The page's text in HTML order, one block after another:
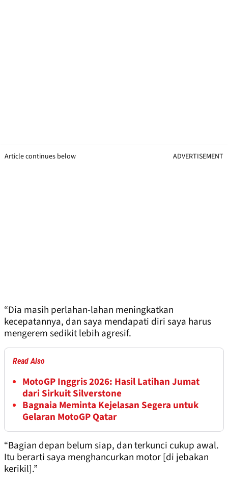
Article continues below ADVERTISEMENT
“Dia masih perlahan-lahan meningkatkan
kecepatannya, dan saya mendapati diri saya harus
mengerem sedikit lebih agresif.
Read Also
MotoGP Inggris 2026: Hasil Latihan Jumat
dari Sirkuit Silverstone
Bagnaia Meminta Kejelasan Segera untuk
Gelaran MotoGP Qatar
“Bagian depan belum siap, dan terkunci cukup awal.
Itu berarti saya menghancurkan motor [di jebakan
kerikil].”